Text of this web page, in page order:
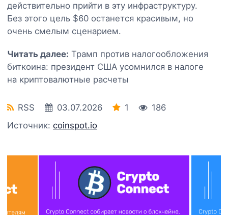
действительно прийти в эту инфраструктуру.
Без этого цель $60 останется красивым, но
очень смелым сценарием.
Читать далее: Трамп против налогообложения
биткоина: президент США усомнился в налоге
на криптовалютные расчеты
RSS 03.07.2026 1
186
Источник: coinspot.io